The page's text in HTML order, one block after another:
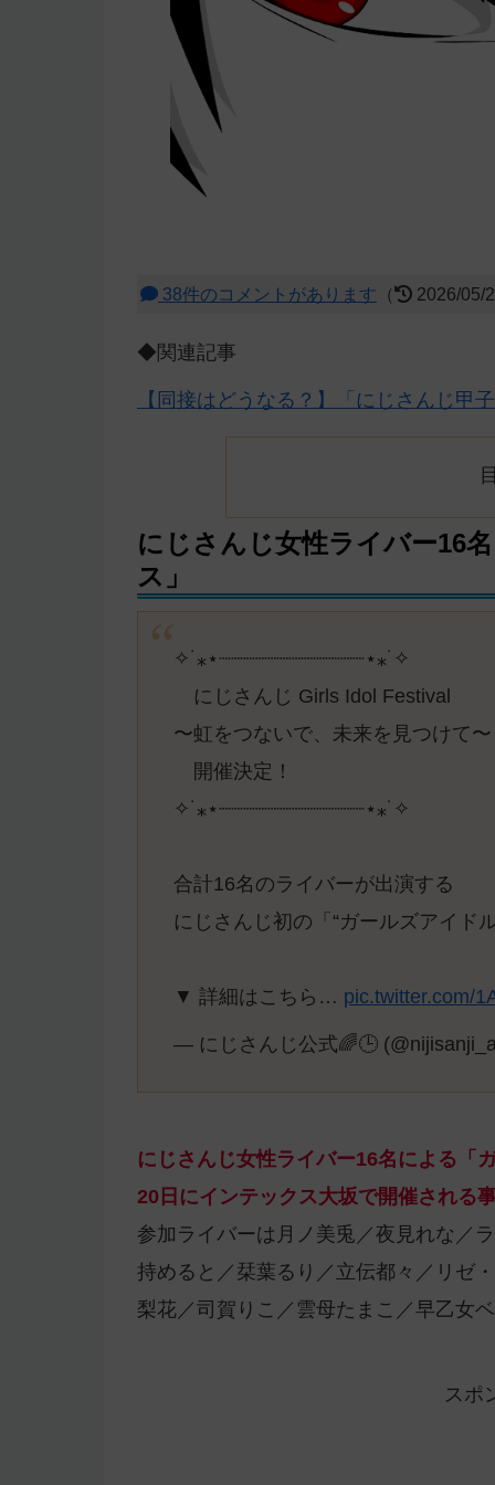
38件のコメントがあります （ 2026/05/
◆関連記事
【同接はどうなる？】「にじさんじ甲
にじさんじ女性ライバー16
ス」
✧˙⁎⋆┈┈┈┈┈┈┈┈┈┈┈┈⋆⁎˙✧
にじさんじ Girls Idol Festival
〜虹をつないで、未来を見つけて〜
開催決定！
✧˙⁎⋆┈┈┈┈┈┈┈┈┈┈┈┈⋆⁎˙✧
合計16名のライバーが出演する
にじさんじ初の「“ガールズアイド
▼ 詳細はこちら… pic.twitter.com/
— にじさんじ公式🌈🕒
にじさんじ女性ライバー16名による「
20日にインテックス大坂で開催される
参加ライバーは月ノ美兎／夜見れな／
持めると／栞葉るり／立伝都々／リゼ
梨花／司賀りこ／雲母たまこ／早乙女
スポ